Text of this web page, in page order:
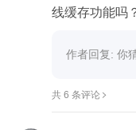
线缓存功能吗
作者回复: 你
共 6 条评论